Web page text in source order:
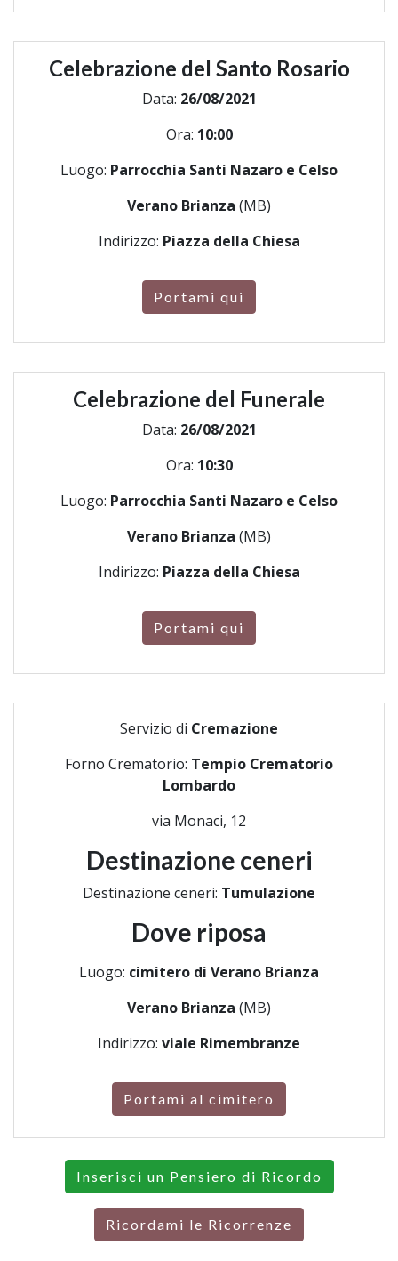
Celebrazione del Santo Rosario
Data: 26/08/2021
Ora: 10:00
Luogo: Parrocchia Santi Nazaro e Celso
Verano Brianza (MB)
Indirizzo: Piazza della Chiesa
Portami qui
Celebrazione del Funerale
Data: 26/08/2021
Ora: 10:30
Luogo: Parrocchia Santi Nazaro e Celso
Verano Brianza (MB)
Indirizzo: Piazza della Chiesa
Portami qui
Servizio di Cremazione
Forno Crematorio: Tempio Crematorio
Lombardo
via Monaci, 12
Destinazione ceneri
Destinazione ceneri: Tumulazione
Dove riposa
Luogo: cimitero di Verano Brianza
Verano Brianza (MB)
Indirizzo: viale Rimembranze
Portami al cimitero
Inserisci un Pensiero di Ricordo
Ricordami le Ricorrenze